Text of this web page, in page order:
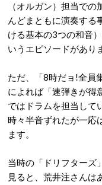
（オルガン）担当で
んどまともに演奏する
ける基本の3つの和音
いうエピソードがあり
ただ、「8時だョ!全員
によれば「速弾きが得
ではドラムを担当して
時々半音ずれたが一応
ます。
当時の「ドリフターズ
見ると、荒井注さんは